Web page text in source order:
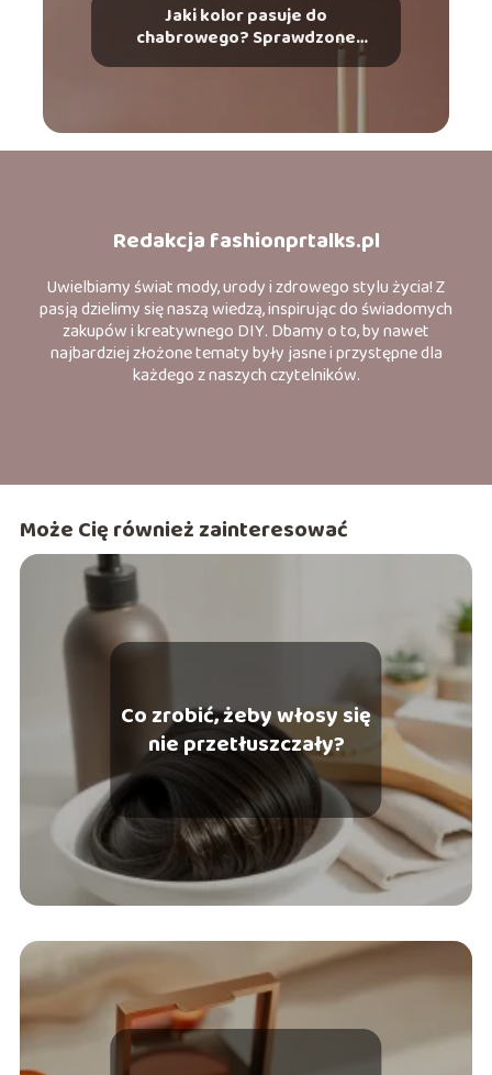
Jaki kolor pasuje do
chabrowego? Sprawdzone
połączenia
Redakcja fashionprtalks.pl
Uwielbiamy świat mody, urody i zdrowego stylu życia! Z
pasją dzielimy się naszą wiedzą, inspirując do świadomych
zakupów i kreatywnego DIY. Dbamy o to, by nawet
najbardziej złożone tematy były jasne i przystępne dla
każdego z naszych czytelników.
Może Cię również zainteresować
Co zrobić, żeby włosy się
nie przetłuszczały?